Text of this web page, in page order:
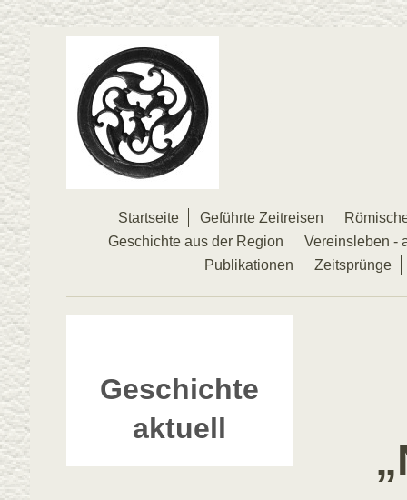
Startseite Geführte Zeitreisen
Geschichte aus der Region
Vereinsleben -
Publikationen
Zeitsprünge
Geschichte
aktuell